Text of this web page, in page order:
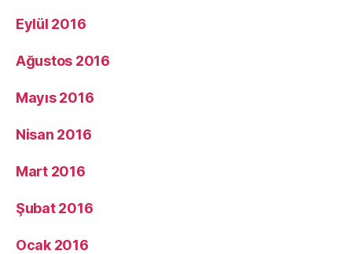
Eylül 2016
Ağustos 2016
Mayıs 2016
Nisan 2016
Mart 2016
Şubat 2016
Ocak 2016